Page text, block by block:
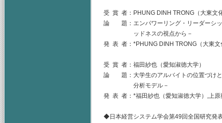
受 賞 者：PHUNG DINH TRONG（大東文
論 題：エンパワーリング・リーダーシッ
ッドネスの視点から－
発 表 者：*PHUNG DINH TRONG（大東
受 賞 者：福田紗也（愛知淑徳大学）
論 題：大学生のアルバイトの位置づけと
分析モデル－
発 表 者：*福田紗也（愛知淑徳大学）,上
◆日本経営システム学会第49回全国研究発